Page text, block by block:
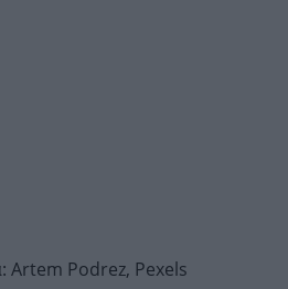
Artem Podrez, Pexels